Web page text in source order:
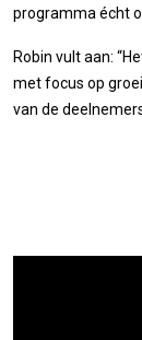
programma écht
Robin vult aan:
met focus op
van de